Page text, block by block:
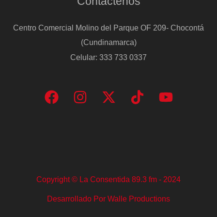
Centro Comercial Molino del Parque OF 209- Chocontá
(Cundinamarca)
Celular: 333 733 0337
Copyright © La Consentida 89.3 fm - 2024
Desarrollado Por Walle Productions